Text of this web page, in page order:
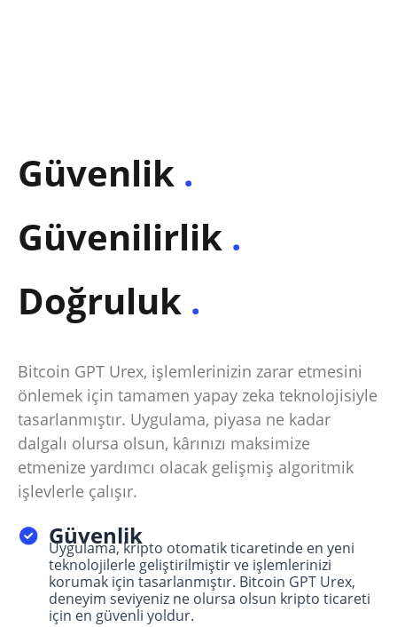
Güvenlik .
Güvenilirlik .
Doğruluk .
Bitcoin GPT Urex, işlemlerinizin zarar etmesini
önlemek için tamamen yapay zeka teknolojisiyle
tasarlanmıştır. Uygulama, piyasa ne kadar
dalgalı olursa olsun, kârınızı maksimize
etmenize yardımcı olacak gelişmiş algoritmik
işlevlerle çalışır.
Güvenlik
Uygulama, kripto otomatik ticaretinde en yeni
teknolojilerle geliştirilmiştir ve işlemlerinizi
korumak için tasarlanmıştır. Bitcoin GPT Urex,
deneyim seviyeniz ne olursa olsun kripto ticareti
için en güvenli yoldur.